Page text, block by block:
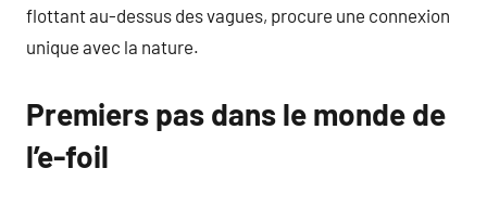
flottant au-dessus des vagues, procure une connexion
unique avec la nature.
Premiers pas dans le monde de
l’e-foil